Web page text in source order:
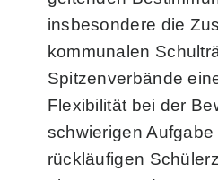
insbesondere die
kommunalen
Spitzenverbände
Flexibilität bei der
schwierigen
rückläufigen